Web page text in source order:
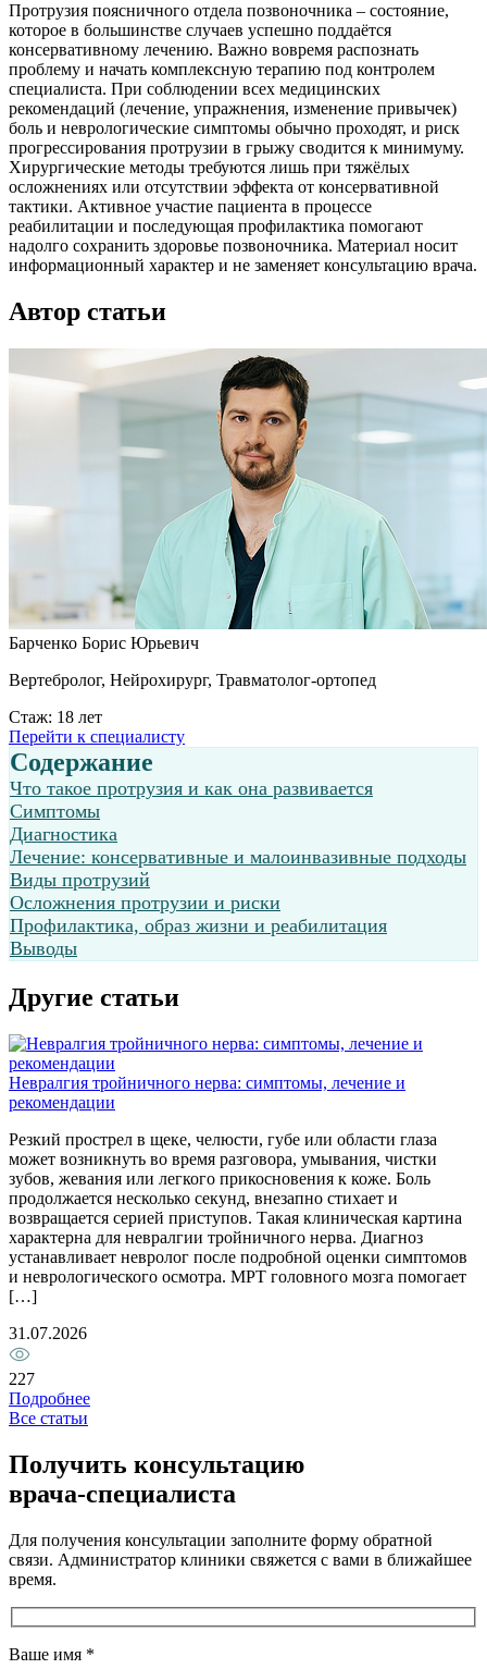
Протрузия поясничного отдела позвоночника – состояние,
которое в большинстве случаев успешно поддаётся
консервативному лечению. Важно вовремя распознать
проблему и начать комплексную терапию под контролем
специалиста. При соблюдении всех медицинских
рекомендаций (лечение, упражнения, изменение привычек)
боль и неврологические симптомы обычно проходят, и риск
прогрессирования протрузии в грыжу сводится к минимуму.
Хирургические методы требуются лишь при тяжёлых
осложнениях или отсутствии эффекта от консервативной
тактики. Активное участие пациента в процессе
реабилитации и последующая профилактика помогают
надолго сохранить здоровье позвоночника. Материал носит
информационный характер и не заменяет консультацию врача.
Автор статьи
Барченко Борис Юрьевич
Вертебролог, Нейрохирург, Травматолог-ортопед
Стаж: 18 лет
Перейти к специалисту
Содержание
Что такое протрузия и как она развивается
Симптомы
Диагностика
Лечение: консервативные и малоинвазивные подходы
Виды протрузий
Осложнения протрузии и риски
Профилактика, образ жизни и реабилитация
Выводы
Другие статьи
Невралгия тройничного нерва: симптомы, лечение и
рекомендации
Резкий прострел в щеке, челюсти, губе или области глаза
может возникнуть во время разговора, умывания, чистки
зубов, жевания или легкого прикосновения к коже. Боль
продолжается несколько секунд, внезапно стихает и
возвращается серией приступов. Такая клиническая картина
характерна для невралгии тройничного нерва. Диагноз
устанавливает невролог после подробной оценки симптомов
и неврологического осмотра. МРТ головного мозга помогает
[…]
31.07.2026
227
Подробнее
Все статьи
Получить консультацию
врача-специалиста
Для получения консультации заполните форму обратной
связи. Администратор клиники свяжется с вами в ближайшее
время.
Ваше имя *